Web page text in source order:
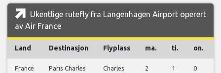
Ukentlige rutefly fra Langenhagen Airport operert
av Air France
Land Destinasjon Flyplass ma. ti. on.
France
Paris Charles
Charles
2 1 0